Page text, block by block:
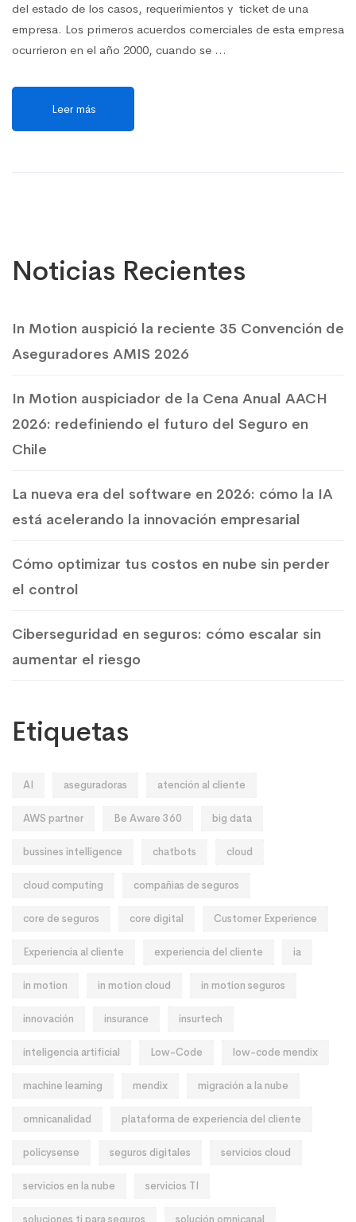
del estado de los casos, requerimientos y ticket de una
empresa. Los primeros acuerdos comerciales de esta empresa
ocurrieron en el año 2000, cuando se …
Leer más
Noticias Recientes
In Motion auspició la reciente 35 Convención de
Aseguradores AMIS 2026
In Motion auspiciador de la Cena Anual AACH
2026: redefiniendo el futuro del Seguro en
Chile
La nueva era del software en 2026: cómo la IA
está acelerando la innovación empresarial
Cómo optimizar tus costos en nube sin perder
el control
Ciberseguridad en seguros: cómo escalar sin
aumentar el riesgo
Etiquetas
AI aseguradoras atención al cliente
AWS partner Be Aware 360 big data
bussines intelligence chatbots cloud
cloud computing compañias de seguros
core de seguros core digital Customer Experience
Experiencia al cliente experiencia del cliente ia
in motion in motion cloud in motion seguros
innovación insurance insurtech
inteligencia artificial Low-Code low-code mendix
machine learning mendix migración a la nube
omnicanalidad plataforma de experiencia del cliente
policysense seguros digitales servicios cloud
servicios en la nube servicios TI
soluciones ti para seguros solución omnicanal